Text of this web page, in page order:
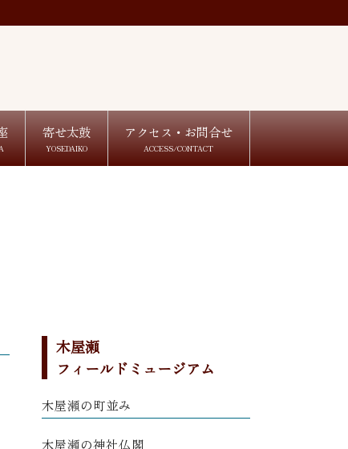
寄せ太鼓
YOSEDAIKO
アクセス・お問合せ
ACCESS/CONTACT
木屋瀬
フィールドミュージアム
木屋瀬の町並み
木屋瀬の神社仏閣